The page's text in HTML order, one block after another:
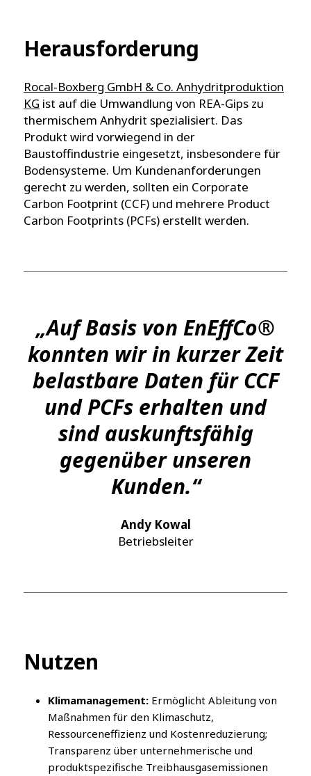
Herausforderung
Rocal-Boxberg GmbH & Co. Anhydritproduktion
KG ist auf die Umwandlung von REA-Gips zu
thermischem Anhydrit spezialisiert. Das
Produkt wird vorwiegend in der
Baustoffindustrie eingesetzt, insbesondere für
Bodensysteme. Um Kundenanforderungen
gerecht zu werden, sollten ein Corporate
Carbon Footprint (CCF) und mehrere Product
Carbon Footprints (PCFs) erstellt werden.
„Auf Basis von EnEffCo®
konnten wir in kurzer Zeit
belastbare Daten für CCF
und PCFs erhalten und
sind auskunftsfähig
gegenüber unseren
Kunden.“
Andy Kowal
Betriebsleiter
Nutzen
Klimamanagement: Ermöglicht Ableitung von
Maßnahmen für den Klimaschutz,
Ressourceneffizienz und Kostenreduzierung;
Transparenz über unternehmerische und
produktspezifische Treibhausgasemissionen